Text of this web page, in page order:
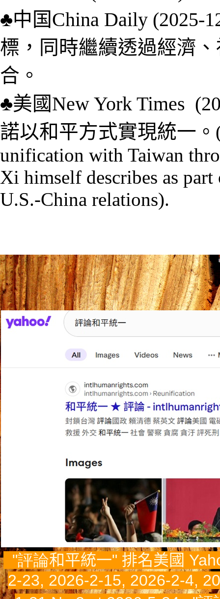
♣中国China Daily (2025-1
標，同時繼續透過經濟
合。
♣美國New York Times
諾以和平方式實現統一 。
unification with Taiwan
Xi himself describes as
U.S.-China relations).
"評論和平統一" 排名美國
2-23, 2026-2-15, 2026-2-4,